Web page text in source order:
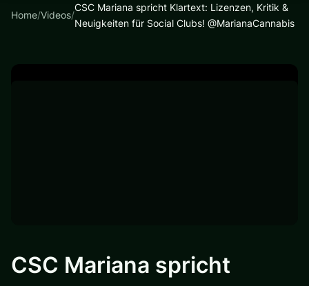
Home/Videos/
CSC Mariana spricht Klartext: Lizenzen, Kritik &
Neuigkeiten für Social Clubs! @MarianaCannabis
CSC Mariana spricht